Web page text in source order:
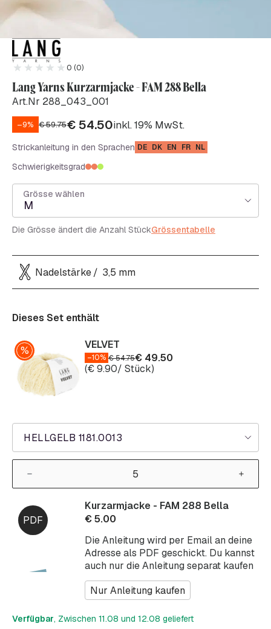
0 (0)
Lang Yarns Kurzarmjacke - FAM 288 Bella
Art.Nr 288_043_001
–9% €59.75€ 54.50inkl. 19% MwSt.
Strickanleitung in den Sprachen DE DK EN FR NL
Schwierigkeitsgrad
Grösse wählen
M
Die Grösse ändert die Anzahl StückGrössentabelle
Nadelstärke 3,5 mm
Dieses Set enthält
HELLGELB 1181.0013
VELVET
–10% €54.75€ 49.50
(€9.90/ Stück)
Die Anleitung wird per Email an deine
Adresse als PDF geschickt. Du kannst
auch nur die Anleitung separat kaufen
Nur Anleitung kaufen
Kurzarmjacke - FAM 288 Bella
€5.00
Verfügbar, Zwischen 11.08 und 12.08 geliefert